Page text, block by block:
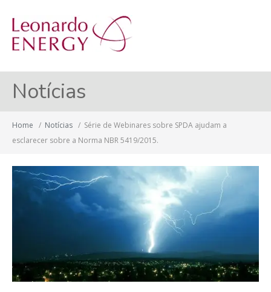
Notícias
Home / Notícias / Série de Webinares sobre SPDA ajudam a
esclarecer sobre a Norma NBR 5419/2015.